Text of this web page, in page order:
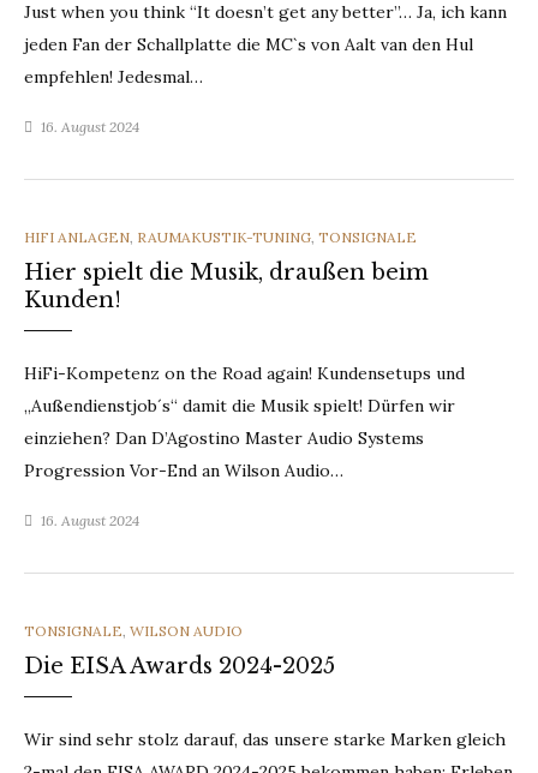
Just when you think “It doesn’t get any better”… Ja, ich kann
jeden Fan der Schallplatte die MC`s von Aalt van den Hul
empfehlen! Jedesmal…
16. August 2024
CATEGORIES
HIFI ANLAGEN, RAUMAKUSTIK-TUNING, TONSIGNALE
Hier spielt die Musik, draußen beim
Kunden!
HiFi-Kompetenz on the Road again! Kundensetups und
„Außendienstjob´s“ damit die Musik spielt! Dürfen wir
einziehen? Dan D’Agostino Master Audio Systems
Progression Vor-End an Wilson Audio…
16. August 2024
CATEGORIES
TONSIGNALE, WILSON AUDIO
Die EISA Awards 2024-2025
Wir sind sehr stolz darauf, das unsere starke Marken gleich